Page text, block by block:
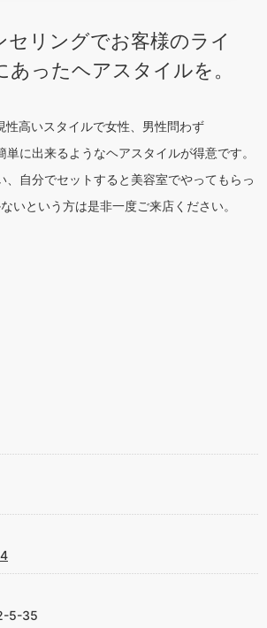
セリングでお客様のライ
あったヘアスタイルを。
性高いスタイルで女性、男性問わず
単に出来るようなヘアスタイルが得意です。
、自分でセットすると美容室でやってもらっ
いという方は是非一度ご来店ください。
5-35